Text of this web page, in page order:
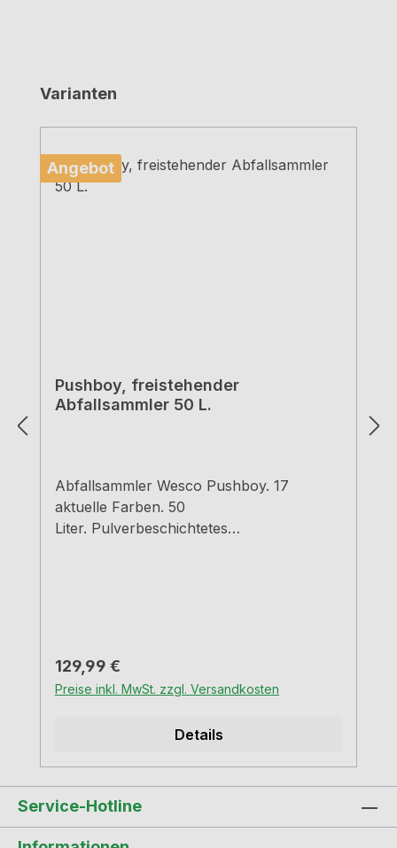
Produktgalerie überspringen
Varianten
Angebot
Pushboy, freistehender
Abfallsammler 50 L.
Abfallsammler Wesco Pushboy. 17
aktuelle Farben. 50
Liter. Pulverbeschichtetes
Regulärer Preis:
129,99 €
Preise inkl. MwSt. zzgl. Versandkosten
Details
Service-Hotline